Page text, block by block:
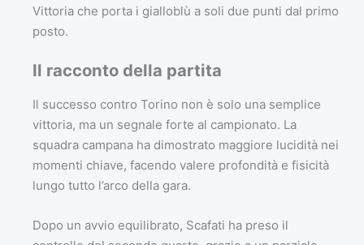
Vittoria che porta i gialloblù a soli due punti dal primo
posto.
Il racconto della partita
Il successo contro Torino non è solo una semplice
vittoria, ma un segnale forte al campionato. La
squadra campana ha dimostrato maggiore lucidità nei
momenti chiave, facendo valere profondità e fisicità
lungo tutto l’arco della gara.
Dopo un avvio equilibrato, Scafati ha preso il